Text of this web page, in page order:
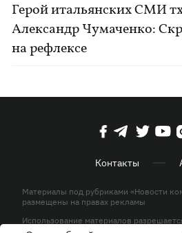
Герой итальянских СМИ
Александр Чумаченко:
на рефлексе
Контакты
Материалы под рубриками «Новости
размещены на правах рекламы
Использование материалов
активной гиперссылки на KP.UA в